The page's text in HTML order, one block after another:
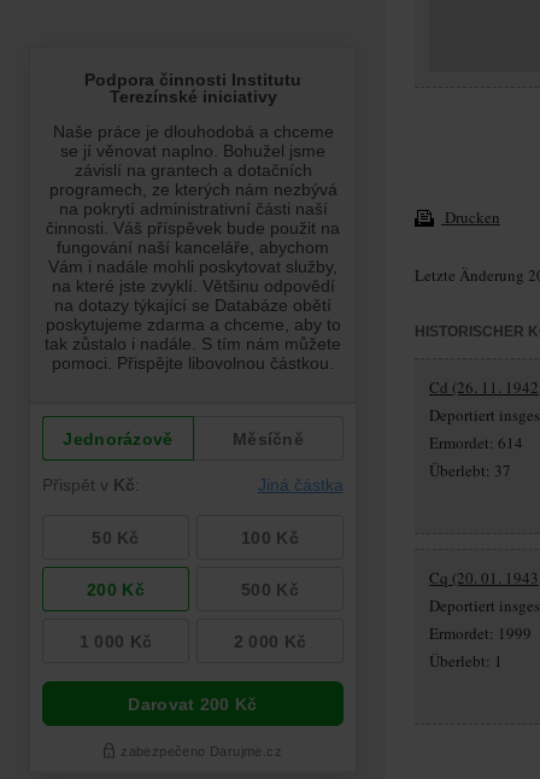
Drucken
Letzte Änderung
HISTORISCHER
Cd (26. 11.
Deportiert
Ermordet: 614
Überlebt: 37
Cq (20. 01.
Deportiert
Ermordet: 1999
Überlebt: 1